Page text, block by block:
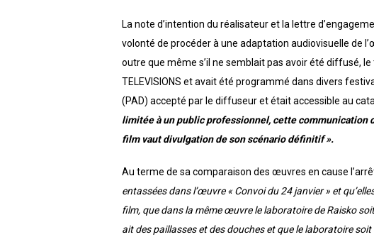
La note d’intention du réalisateur et la lettre
volonté de procéder à une adaptation audiovisuelle de
outre que même s’il ne semblait pas avoir été diffusé,
TELEVISIONS et avait été programmé dans divers
(PAD) accepté par le diffuseur et était accessible au
limitée à un public professionnel, cette
film vaut divulgation de son scénario définitif ».
Au terme de sa comparaison des œuvres en cause
entassées dans l’œuvre « Convoi du 24 janvier » et
film, que dans la même œuvre le laboratoire de Raisko
ait des paillasses et des douches et que le laboratoire